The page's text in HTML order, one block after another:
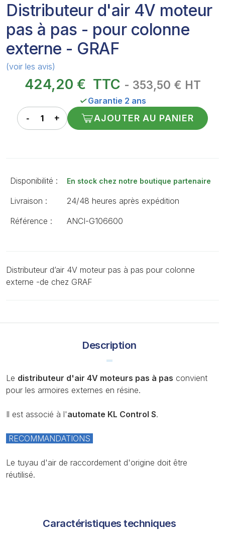
Distributeur d'air 4V moteur
pas à pas - pour colonne
externe - GRAF
(voir les avis)
424,20 € TTC - 353,50 € HT
✓Garantie 2 ans
AJOUTER AU PANIER
Disponibilité : En stock chez notre boutique partenaire
Livraison :
24/48 heures après expédition
Référence :
ANCI-G106600
Distributeur d’air 4V moteur pas à pas pour colonne
externe -de chez GRAF
Description
Le distributeur d'air 4V moteurs pas à pas convient
pour les armoires externes en résine.
Il est associé à l'automate KL Control S.
RECOMMANDATIONS
Le tuyau d'air de raccordement d'origine doit être
réutilisé.
Caractéristiques techniques